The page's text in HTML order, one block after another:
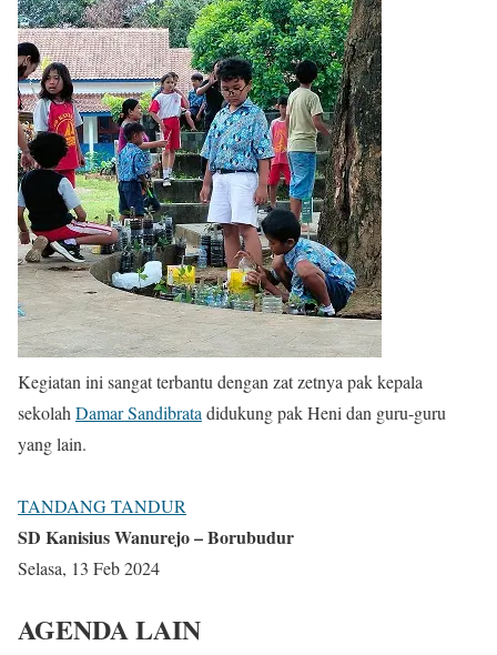
Kegiatan ini sangat terbantu dengan zat zetnya pak kepala
sekolah Damar Sandibrata didukung pak Heni dan guru-guru
yang lain.
TANDANG TANDUR
SD Kanisius Wanurejo – Borubudur
Selasa, 13 Feb 2024
AGENDA LAIN